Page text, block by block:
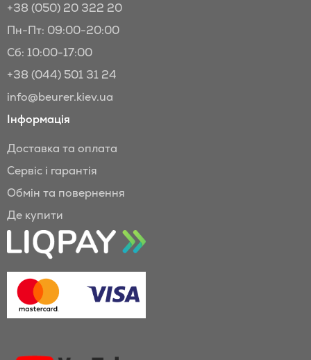
+38 (050) 20 322 20
Пн-Пт: 09:00-20:00
Сб: 10:00-17:00
+38 (044) 501 31 24
info@beurer.kiev.ua
Інформація
Доставка та оплата
Сервіс і гарантія
Обмін та повернення
Де купити